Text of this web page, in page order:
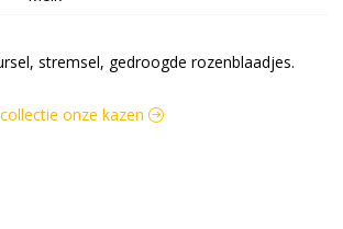
stremsel, gedroogde rozenblaadjes.
onze kazen